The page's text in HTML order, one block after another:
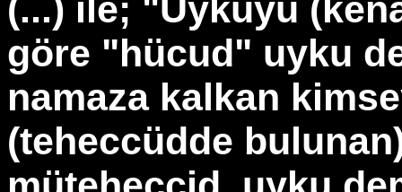
(...) ile; "Uykuyu
göre "hücud" uyku
namaza kalkan
(teheccüdde